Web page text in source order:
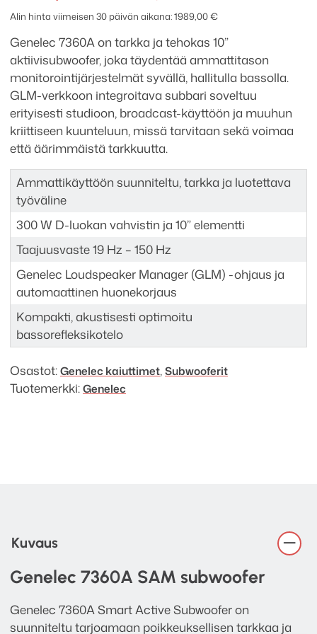
määrä
hinta
oli:
2508,75 €.
hinta
on:
1989,00 €.
Alin hinta viimeisen 30 päivän aikana:1989,00€
Genelec 7360A on tarkka ja tehokas 10”
aktiivisubwoofer, joka täydentää ammattitason
monitorointijärjestelmät syvällä, hallitulla bassolla.
GLM-verkkoon integroitava subbari soveltuu
erityisesti studioon, broadcast-käyttöön ja muuhun
kriittiseen kuunteluun, missä tarvitaan sekä voimaa
että äärimmäistä tarkkuutta.
Ammattikäyttöön suunniteltu, tarkka ja luotettava
työväline
300 W D-luokan vahvistin ja 10” elementti
Taajuusvaste 19 Hz – 150 Hz
Genelec Loudspeaker Manager (GLM) -ohjaus ja
automaattinen huonekorjaus
Kompakti, akustisesti optimoitu
bassorefleksikotelo
Osastot:Genelec kaiuttimet,Subwooferit
Tuotemerkki:Genelec
Kuvaus
Genelec 7360A SAM subwoofer
Genelec 7360A Smart Active Subwoofer on
suunniteltu tarjoamaan poikkeuksellisen tarkkaa ja